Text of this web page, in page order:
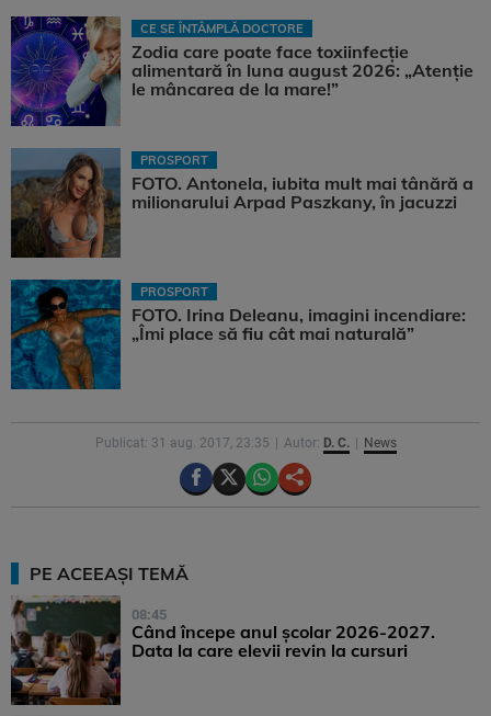
CE SE ÎNTÂMPLĂ DOCTORE
Zodia care poate face toxiinfecție
alimentară în luna august 2026: „Atenție
le mâncarea de la mare!”
PROSPORT
FOTO. Antonela, iubita mult mai tânără a
milionarului Arpad Paszkany, în jacuzzi
PROSPORT
FOTO. Irina Deleanu, imagini incendiare:
„Îmi place să fiu cât mai naturală”
Publicat: 31 aug. 2017, 23:35 Autor: D. C. News
PE ACEEAȘI TEMĂ
08:45
Când începe anul școlar 2026-2027.
Data la care elevii revin la cursuri